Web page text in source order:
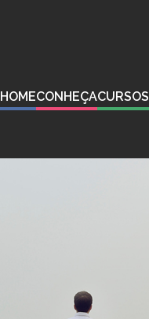
HOMECONHEÇACURSOS